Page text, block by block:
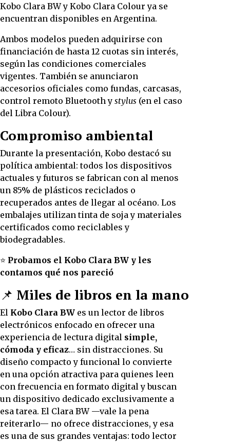
Kobo Clara BW y Kobo Clara Colour ya se
encuentran disponibles en Argentina.
Ambos modelos pueden adquirirse con
financiación de hasta 12 cuotas sin interés,
según las condiciones comerciales
vigentes. También se anunciaron
accesorios oficiales como fundas, carcasas,
control remoto Bluetooth y stylus (en el caso
del Libra Colour).
Compromiso ambiental
Durante la presentación, Kobo destacó su
política ambiental: todos los dispositivos
actuales y futuros se fabrican con al menos
un 85% de plásticos reciclados o
recuperados antes de llegar al océano. Los
embalajes utilizan tinta de soja y materiales
certificados como reciclables y
biodegradables.
⭐ Probamos el Kobo Clara BW y les
contamos qué nos pareció
📌 Miles de libros en la mano
El Kobo Clara BW es un lector de libros
electrónicos enfocado en ofrecer una
experiencia de lectura digital simple,
cómoda y eficaz… sin distracciones. Su
diseño compacto y funcional lo convierte
en una opción atractiva para quienes leen
con frecuencia en formato digital y buscan
un dispositivo dedicado exclusivamente a
esa tarea. El Clara BW —vale la pena
reiterarlo— no ofrece distracciones, y esa
es una de sus grandes ventajas: todo lector